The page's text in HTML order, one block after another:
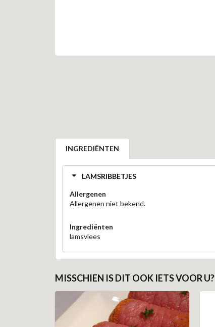
INGREDIËNTEN
LAMSRIBBETJES
Allergenen
Allergenen niet bekend.
Ingrediënten
lamsvlees
MISSCHIEN IS DIT OOK IETS VOOR U?